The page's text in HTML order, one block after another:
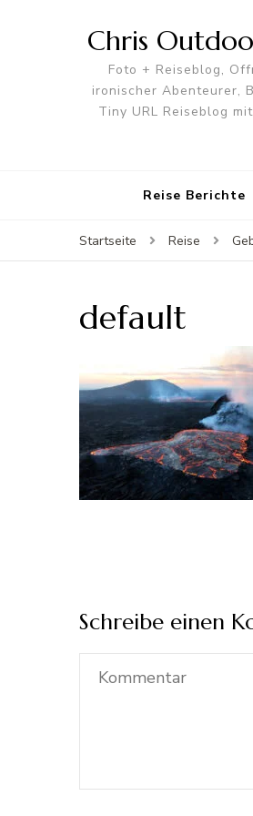
Chris
Foto + Reiseblog,
ironischer Abenteurer,
Tiny URL Reiseblog
Reise Berichte
Startseite Reise
default
Schreibe einen